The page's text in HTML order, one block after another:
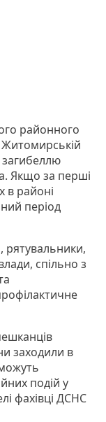
районного
загибеллю
Якщо за перші
в районі
період
рятувальники,
спільно з
заходили в
подій у
фахівці ДСНС